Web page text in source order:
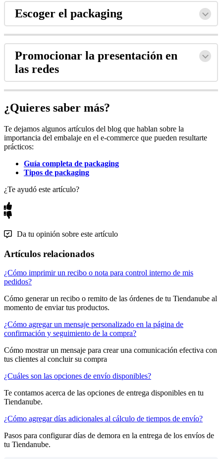
Escoger el packaging
Promocionar la presentación en
las redes
¿Quieres saber más?
Te dejamos algunos artículos del blog que hablan sobre la
importancia del embalaje en el e-commerce que pueden resultarte
prácticos:
Guía completa de packaging
Tipos de packaging
¿Te ayudó este artículo?
Da tu opinión sobre este artículo
Artículos relacionados
¿Cómo imprimir un recibo o nota para control interno de mis
pedidos?
Cómo generar un recibo o remito de las órdenes de tu Tiendanube al
momento de enviar tus productos.
¿Cómo agregar un mensaje personalizado en la página de
confirmación y seguimiento de la compra?
Cómo mostrar un mensaje para crear una comunicación efectiva con
tus clientes al concluir su compra
¿Cuáles son las opciones de envío disponibles?
Te contamos acerca de las opciones de entrega disponibles en tu
Tiendanube.
¿Cómo agregar días adicionales al cálculo de tiempos de envío?
Pasos para configurar días de demora en la entrega de los envíos de
tu Tiendanube.